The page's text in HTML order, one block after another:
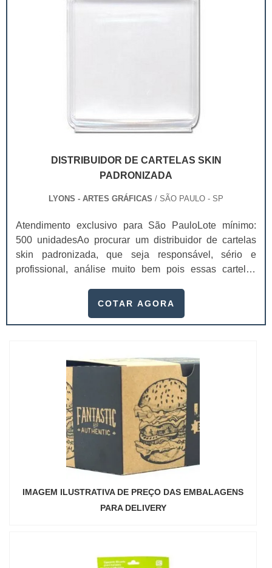
DISTRIBUIDOR DE CARTELAS SKIN
PADRONIZADA
LYONS - ARTES GRÁFICAS / SÃO PAULO - SP
Atendimento exclusivo para São PauloLote mínimo:
500 unidadesAo procurar um distribuidor de cartelas
skin padronizada, que seja responsável, sério e
profissional, análise muito bem pois essas cartelas
produto.A busca por empresas sérias para adquirir esse
podem assegurar aos clientes características pontuais
COTAR AGORA
IMAGEM ILUSTRATIVA DE PREÇO DAS EMBALAGENS
PARA DELIVERY